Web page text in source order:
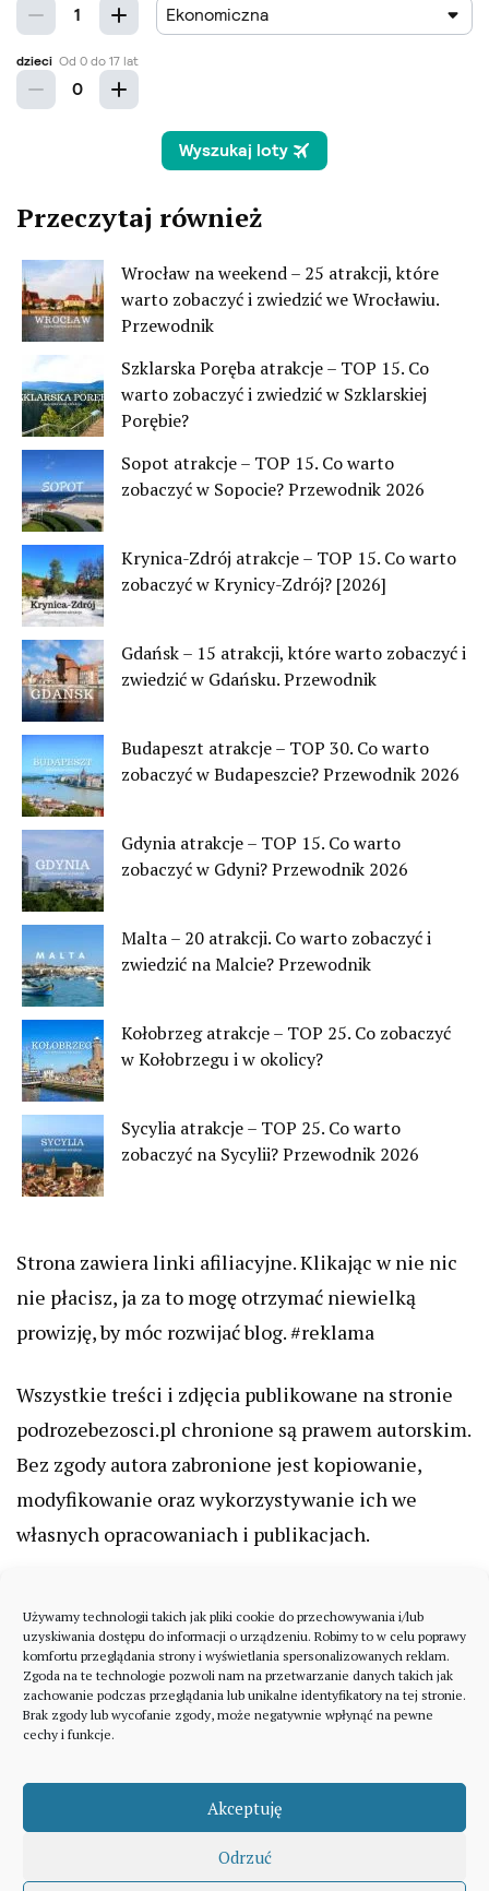
Używamy technologii takich jak pliki cookie do przechowywania i/lub
uzyskiwania dostępu do informacji o urządzeniu. Robimy to w celu poprawy
komfortu przeglądania strony i wyświetlania spersonalizowanych reklam.
Zgoda na te technologie pozwoli nam na przetwarzanie danych takich jak
zachowanie podczas przeglądania lub unikalne identyfikatory na tej stronie.
Brak zgody lub wycofanie zgody, może negatywnie wpłynąć na pewne
cechy i funkcje.
Akceptuję
Odrzuć
Przeczytaj również
Wrocław na weekend – 25 atrakcji, które
warto zobaczyć i zwiedzić we Wrocławiu.
Przewodnik
Szklarska Poręba atrakcje – TOP 15. Co
warto zobaczyć i zwiedzić w Szklarskiej
Porębie?
Sopot atrakcje – TOP 15. Co warto
zobaczyć w Sopocie? Przewodnik 2026
Krynica-Zdrój atrakcje – TOP 15. Co warto
zobaczyć w Krynicy-Zdrój? [2026]
Gdańsk – 15 atrakcji, które warto zobaczyć i
zwiedzić w Gdańsku. Przewodnik
Budapeszt atrakcje – TOP 30. Co warto
zobaczyć w Budapeszcie? Przewodnik 2026
Gdynia atrakcje – TOP 15. Co warto
zobaczyć w Gdyni? Przewodnik 2026
Malta – 20 atrakcji. Co warto zobaczyć i
zwiedzić na Malcie? Przewodnik
Kołobrzeg atrakcje – TOP 25. Co zobaczyć
w Kołobrzegu i w okolicy?
Sycylia atrakcje – TOP 25. Co warto
zobaczyć na Sycylii? Przewodnik 2026
Strona zawiera linki afiliacyjne. Klikając w nie nic
nie płacisz, ja za to mogę otrzymać niewielką
prowizję, by móc rozwijać blog. #reklama
Wszystkie treści i zdjęcia publikowane na stronie
podrozebezosci.pl chronione są prawem autorskim.
Bez zgody autora zabronione jest kopiowanie,
modyfikowanie oraz wykorzystywanie ich we
własnych opracowaniach i publikacjach.
A theme by Gradient Themes ©